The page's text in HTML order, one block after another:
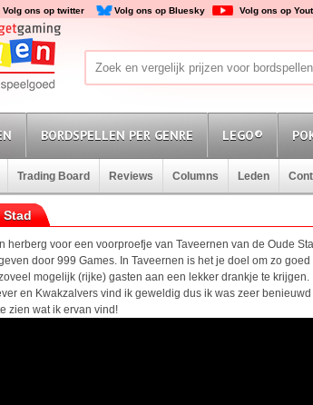
Volg ons op twitter Volg ons op Bluesky Volg ons op
BORDSPELLEN PER GENRE LEGO®
Trading Board Reviews Columns Leden
Stad
voor een voorproefje van Taveernen van de Oude
door 999 Games. In Taveernen is het je doel om zo goed
mogelijk (rijke) gasten aan een lekker drankje te krijgen.
en Kwakzalvers vind ik geweldig dus ik was zeer
zien wat ik ervan vind!